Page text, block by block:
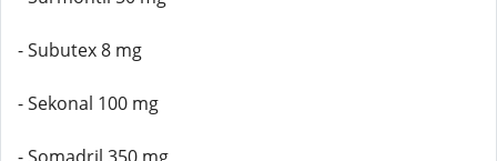
- Subutex 8 mg
- Sekonal 100 mg